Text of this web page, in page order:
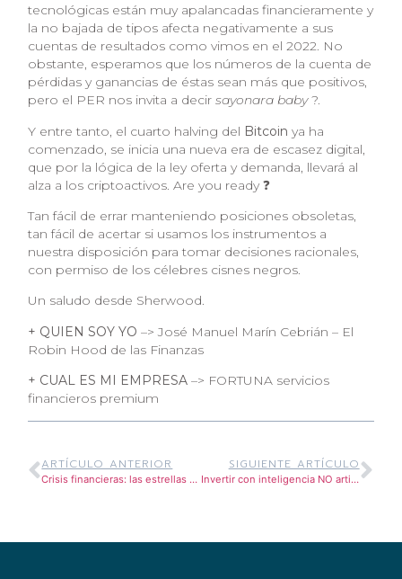
tecnológicas están muy apalancadas financieramente y
la no bajada de tipos afecta negativamente a sus
cuentas de resultados como vimos en el 2022. No
obstante, esperamos que los números de la cuenta de
pérdidas y ganancias de éstas sean más que positivos,
pero el PER nos invita a decirsayonara baby?.
Y entre tanto, el cuarto halving del Bitcoin ya ha
comenzado, se inicia una nueva era de escasez digital,
que por la lógica de la ley oferta y demanda, llevará al
alza a los criptoactivos. Are you ready ❓
Tan fácil de errar manteniendo posiciones obsoletas,
tan fácil de acertar si usamos los instrumentos a
nuestra disposición para tomar decisiones racionales,
con permiso de los célebres cisnes negros.
Un saludo desde Sherwood.
+ QUIEN SOY YO –> José Manuel Marín Cebrián – El
Robin Hood de las Finanzas
+ CUAL ES MI EMPRESA –> FORTUNA servicios
financieros premium
ARTÍCULO ANTERIOR
Crisis financieras: las estrellas brillan en la oscuridad.
SIGUIENTE ARTÍCULO
Invertir con inteligencia NO artificial